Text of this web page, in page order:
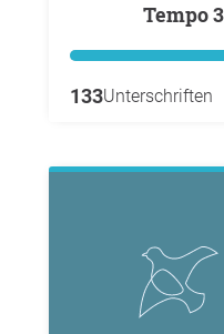
Tempo
133Unterschriften